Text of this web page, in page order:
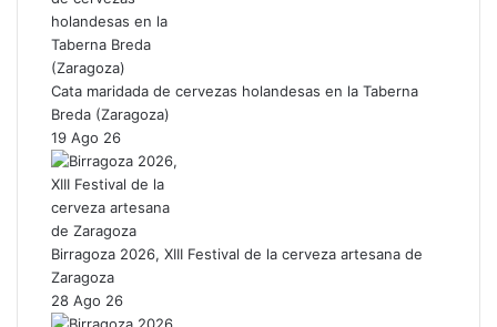
Cata maridada de cervezas holandesas en la Taberna
Breda (Zaragoza)
19 Ago 26
Birragoza 2026, XIII Festival de la cerveza artesana de
Zaragoza
28 Ago 26